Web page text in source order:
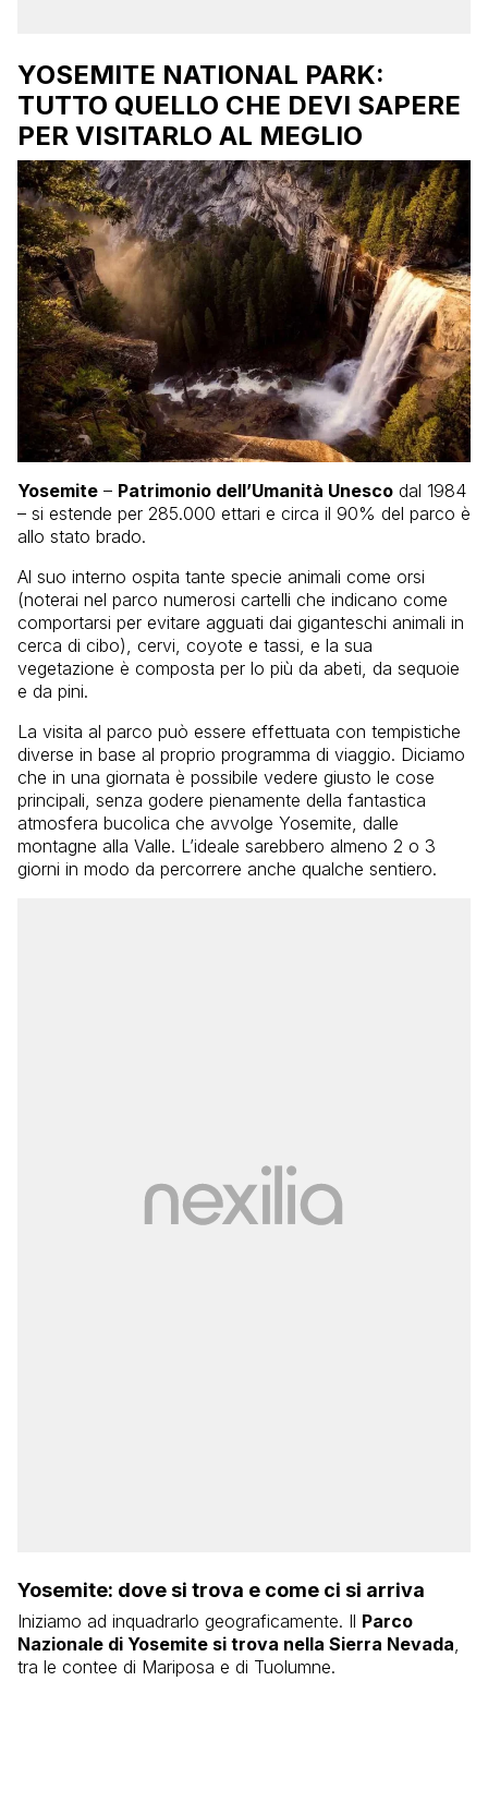
YOSEMITE NATIONAL PARK:
TUTTO QUELLO CHE DEVI SAPERE
PER VISITARLO AL MEGLIO
Yosemite – Patrimonio dell’Umanità Unesco dal 1984
– si estende per 285.000 ettari e circa il 90% del parco è
allo stato brado.
Al suo interno ospita tante specie animali come orsi
(noterai nel parco numerosi cartelli che indicano come
comportarsi per evitare agguati dai giganteschi animali in
cerca di cibo), cervi, coyote e tassi, e la sua
vegetazione è composta per lo più da abeti, da sequoie
e da pini.
La visita al parco può essere effettuata con tempistiche
diverse in base al proprio programma di viaggio. Diciamo
che in una giornata è possibile vedere giusto le cose
principali, senza godere pienamente della fantastica
atmosfera bucolica che avvolge Yosemite, dalle
montagne alla Valle. L’ideale sarebbero almeno 2 o 3
giorni in modo da percorrere anche qualche sentiero.
Yosemite: dove si trova e come ci si arriva
Iniziamo ad inquadrarlo geograficamente. Il Parco
Nazionale di Yosemite si trova nella Sierra Nevada,
tra le contee di Mariposa e di Tuolumne.